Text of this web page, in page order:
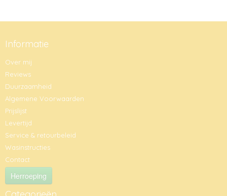
Informatie
Over mij
Reviews
Duurzaamheid
Algemene Voorwaarden
Prijslijst
Levertijd
Service & retourbeleid
Wasinstructies
Contact
Herroeping